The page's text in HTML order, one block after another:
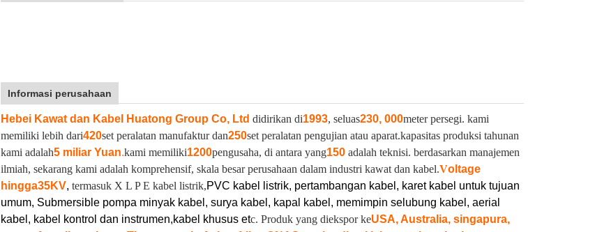
Informasi perusahaan
Hebei Kawat dan Kabel Huatong Group Co, Ltd didirikan di1993, seluas230, 000meter persegi. kami
memiliki lebih dari420set peralatan manufaktur dan250set peralatan pengujian atau aparat.kapasitas produksi tahunan
kami adalah5 miliar Yuan.kami memiliki1200pengusaha, di antara yang150 adalah teknisi. berdasarkan manajemen
ilmiah, sekarang kami adalah komprehensif, skala besar perusahaan dalam industri kawat dan kabel.Voltage
hingga35KV, termasuk X L P E kabel listrik,PVC kabel listrik, pertambangan kabel, karet kabel untuk tujuan
umum, Submersible pompa minyak kabel, surya kabel, kapal kabel, memimpin selubung kabel, aerial
kabel, kabel kontrol dan instrumen,kabel khusus etc. Produk yang diekspor keUSA, Australia, singapura,